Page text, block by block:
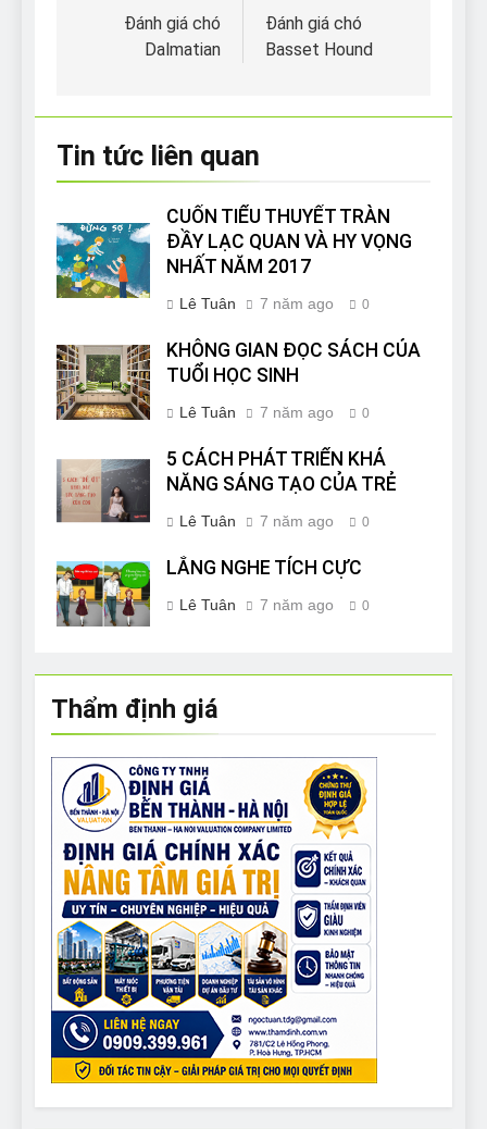
hướngĐánh giá chó
Dalmatian
Đánh giá chó
Basset Hound
Tin tức liên quan
CUỐN TIỂU THUYẾT TRÀN
ĐẦY LẠC QUAN VÀ HY VỌNG
NHẤT NĂM 2017
Lê Tuân 7 năm ago 0
KHÔNG GIAN ĐỌC SÁCH CỦA
TUỔI HỌC SINH
Lê Tuân 7 năm ago 0
5 CÁCH PHÁT TRIỂN KHẢ
NĂNG SÁNG TẠO CỦA TRẺ
Lê Tuân 7 năm ago 0
LẮNG NGHE TÍCH CỰC
Lê Tuân 7 năm ago 0
Thẩm định giá